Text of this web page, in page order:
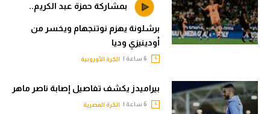
بمشاركة حمزة عبد الكريم..
برشلونة يهزم نوتنجهام ويخسر من
أودينيزي وديا
الكرة الأوروبية
بيراميدز يكشف تفاصيل إصابة ناصر ماهر
الكرة المصرية